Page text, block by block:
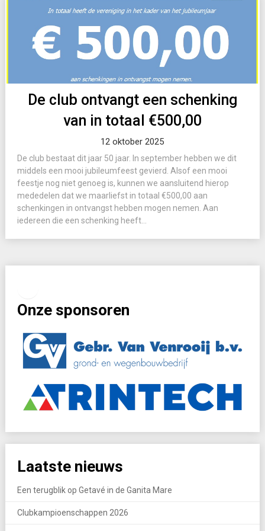
De club ontvangt een schenking
van in totaal €500,00
12 oktober 2025
De club bestaat dit jaar 50 jaar. In september hebben we dit
middels een mooi jubileumfeest gevierd. Alsof een mooi
feestje nog niet genoeg is, kunnen we aansluitend hierop
mededelen dat we maarliefst in totaal €500,00 aan
schenkingen in ontvangst hebben mogen nemen. Aan
iedereen die een schenking heeft...
Onze sponsoren
Laatste nieuws
Een terugblik op Getavé in de Ganita Mare
Clubkampioenschappen 2026